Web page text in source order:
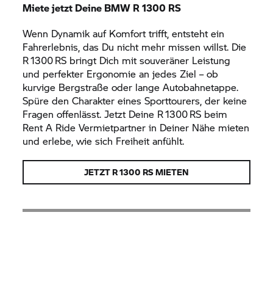
Miete jetzt Deine BMW R 1300 RS
Wenn Dynamik auf Komfort trifft, entsteht ein
Fahrerlebnis, das Du nicht mehr missen willst. Die
R 1300 RS bringt Dich mit souveräner Leistung
und perfekter Ergonomie an jedes Ziel – ob
kurvige Bergstraße oder lange Autobahn­etappe.
Spüre den Charakter eines Sporttourers, der keine
Fragen offenlässt. Jetzt Deine R 1300 RS beim
Rent A Ride Vermietpartner in Deiner Nähe mieten
und erlebe, wie sich Freiheit anfühlt.
JETZT R 1300 RS MIETEN